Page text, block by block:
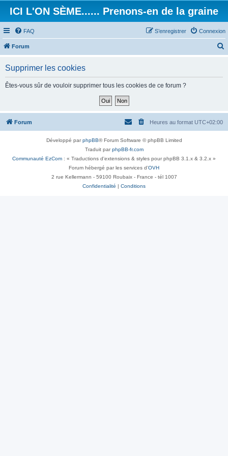
ICI L'ON SÈME...... Prenons-en de la graine
FAQ Connexion
S’enregistrer
Forum
h
Supprimer les cookies
Êtes-vous sûr de vouloir supprimer tous les cookies de ce forum ?
Forum Heures au format UTC+02:00
Développé parphpBB® Forum Software © phpBB Limited
Traduit parphpBB-fr.com
Communauté EzCom : « Traductions d'extensions & styles pour phpBB 3.1.x & 3.2.x »
Forum hébergé par les services d’OVH
2 rue Kellermann - 59100 Roubaix - France - tél 1007
Confidentialité | Conditions